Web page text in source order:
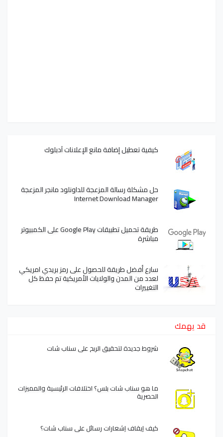
كيفية تعطيل إضافة مانع الإعلانات آدبلوك
حل مشكلة رسالة المزعجة للداونلود مانجر المزعجة
Internet Download Manager
طريقة تحميل تطبيقات Google Play على الكمبيوتر
مباشرة
سارع أفضل طريقة للحصول على رمز بريدي امريكي
لعدد من المدن والولايات الأمريكية تم حفظ كل
التغييرات
قد يهمك
شروط جديدة لتحقيق الربح على سناب شات
ما هو سناب شات بلس؟ اختلافات الرئيسية والمميزات
الحصرية
كيف إيقاف إشعارات رسائل على سناب شات؟